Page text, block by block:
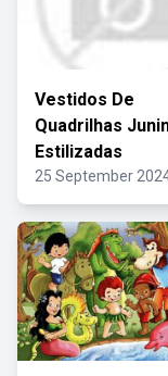
Vestidos De
Quadrilhas
Estilizadas
25 September